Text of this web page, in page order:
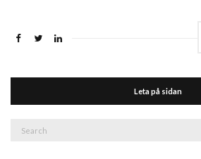
Leta på sidan